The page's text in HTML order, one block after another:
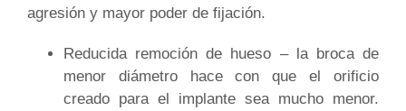
agresión y mayor poder de fijación.
Reducida remoción de hueso – la broca de
menor diámetro hace con que el orificio
creado para el implante sea mucho menor.